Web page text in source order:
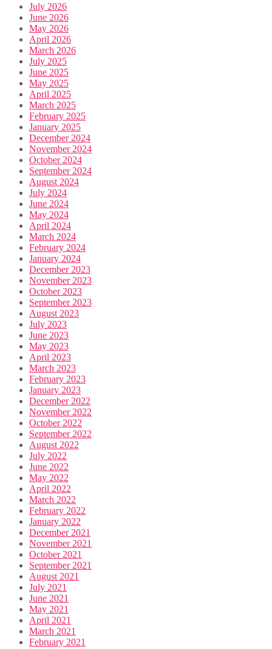
July 2026
June 2026
May 2026
April 2026
March 2026
July 2025
June 2025
May 2025
April 2025
March 2025
February 2025
January 2025
December 2024
November 2024
October 2024
September 2024
August 2024
July 2024
June 2024
May 2024
April 2024
March 2024
February 2024
January 2024
December 2023
November 2023
October 2023
September 2023
August 2023
July 2023
June 2023
May 2023
April 2023
March 2023
February 2023
January 2023
December 2022
November 2022
October 2022
September 2022
August 2022
July 2022
June 2022
May 2022
April 2022
March 2022
February 2022
January 2022
December 2021
November 2021
October 2021
September 2021
August 2021
July 2021
June 2021
May 2021
April 2021
March 2021
February 2021